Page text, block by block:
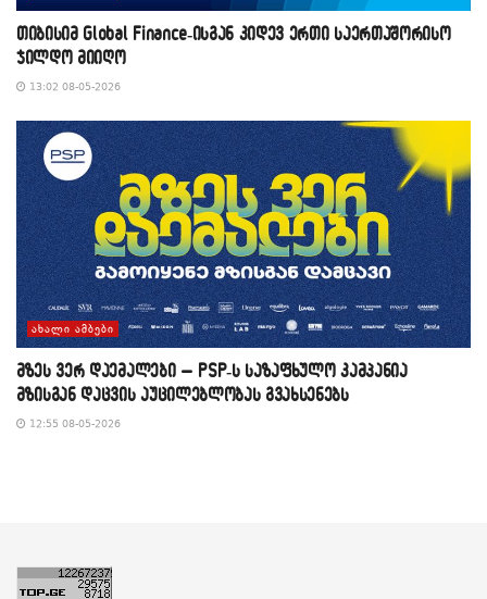
თიბისიმ Global Finance-ისგან კიდევ ერთი საერთაშორისო
ჯილდო მიიღო
13:02 08-05-2026
ᲐᲮᲐᲚᲘ ᲐᲛᲑᲔᲑᲘ
მზეს ვერ დაემალები – PSP-ს საზაფხულო კამპანია
მზისგან დაცვის აუცილებლობას გვახსენებს
12:55 08-05-2026